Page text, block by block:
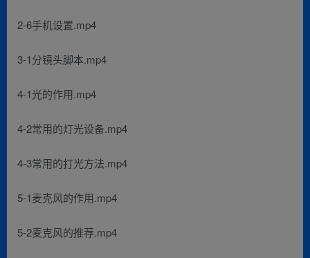
2-6手机设置.mp4
3-1分镜头脚本.mp4
4-1光的作用.mp4
4-2常用的灯光设备.mp4
4-3常用的打光方法.mp4
5-1麦克风的作用.mp4
5-2麦克风的推荐.mp4